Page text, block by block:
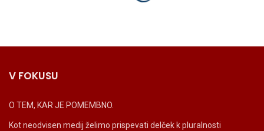
V FOKUSU
O TEM, KAR JE POMEMBNO.
Kot neodvisen medij želimo prispevati delček k pluralnosti